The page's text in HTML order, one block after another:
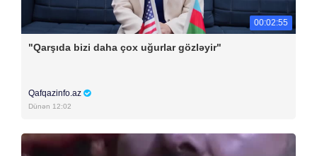
00:02:55
"Qarşıda bizi daha çox uğurlar gözləyir"
Qafqazinfo.az
Dünən 12:02